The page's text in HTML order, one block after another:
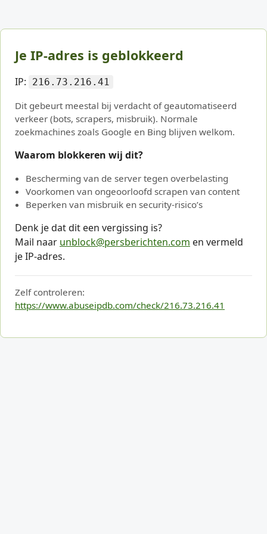
Je IP-adres is geblokkeerd
IP: 216.73.216.41
Dit gebeurt meestal bij verdacht of geautomatiseerd
verkeer (bots, scrapers, misbruik). Normale
zoekmachines zoals Google en Bing blijven welkom.
Waarom blokkeren wij dit?
Bescherming van de server tegen overbelasting
Voorkomen van ongeoorloofd scrapen van content
Beperken van misbruik en security-risico’s
Denk je dat dit een vergissing is?
Mail naar unblock@persberichten.com en vermeld
je IP-adres.
Zelf controleren:
https://www.abuseipdb.com/check/216.73.216.41